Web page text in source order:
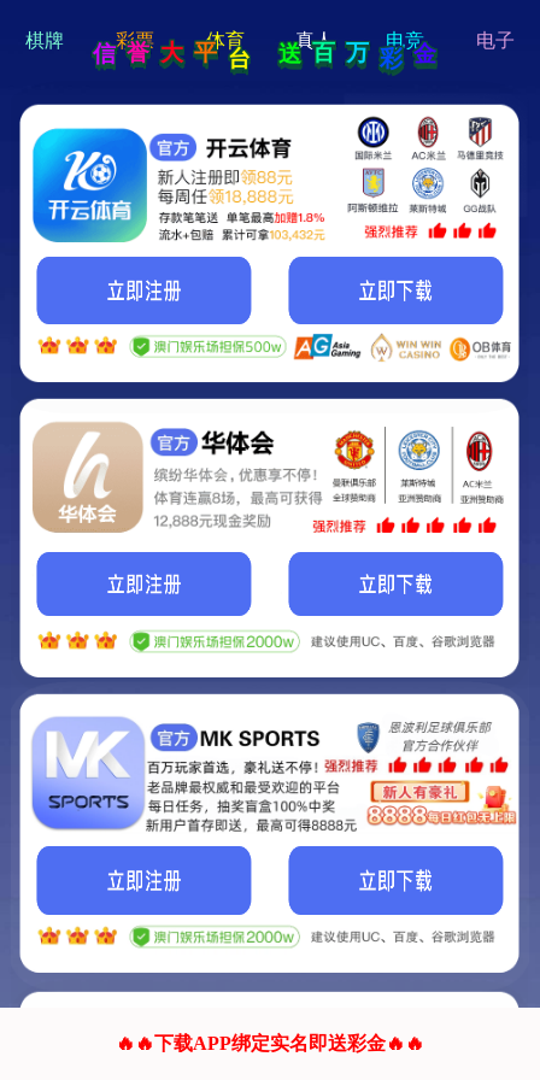
hi 💗
Hey Guys!
我们即将上线啦...
我们的网站正在建设.
它将是非常棒的网站.
联系我们!